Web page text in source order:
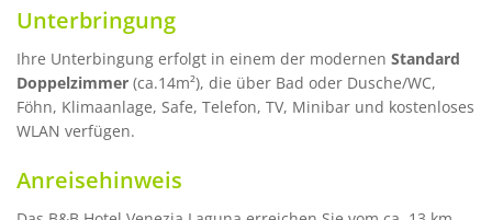
Unterbringung
Ihre Unterbingung erfolgt in einem der modernen Standard
Doppelzimmer (ca.14m²), die über Bad oder Dusche/WC,
Föhn, Klimaanlage, Safe, Telefon, TV, Minibar und kostenloses
WLAN verfügen.
Anreisehinweis